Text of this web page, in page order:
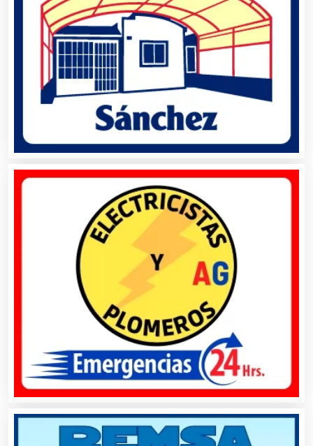
Artículos para Regalos
Artículos Personales
Artículos Publicitarios
Aseguradoras
Asesores Técnicos
Asesoría Fiscal
Asociaciones Civiles